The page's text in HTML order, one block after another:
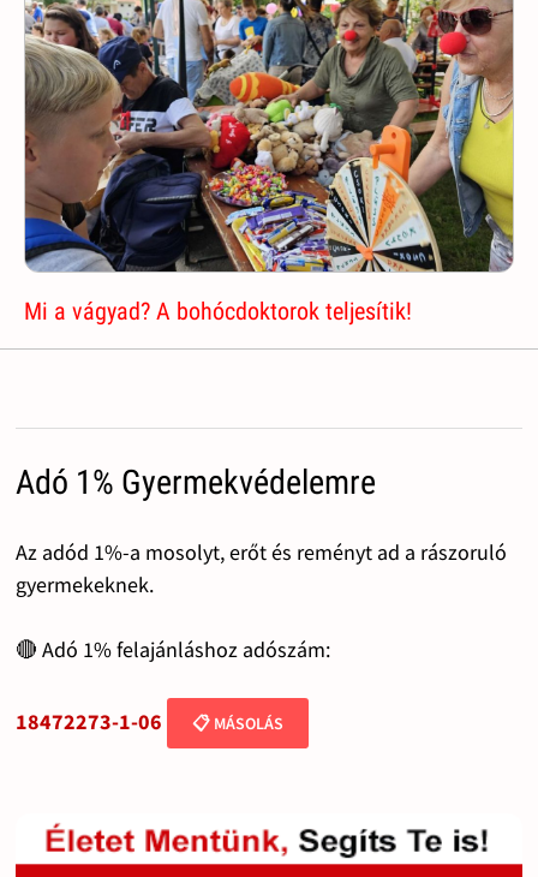
Mi a vágyad? A bohócdoktorok teljesítik!
Adó 1% Gyermekvédelemre
Az adód 1%-a mosolyt, erőt és reményt ad a rászoruló
gyermekeknek.
🔴 Adó 1% felajánláshoz adószám:
18472273-1-06 📋 MÁSOLÁS